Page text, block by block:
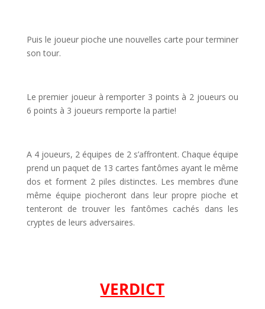
Puis le joueur pioche une nouvelles carte pour terminer
son tour.
Le premier joueur à remporter 3 points à 2 joueurs ou
6 points à 3 joueurs remporte la partie!
A 4 joueurs, 2 équipes de 2 s’affrontent. Chaque équipe
prend un paquet de 13 cartes fantômes ayant le même
dos et forment 2 piles distinctes. Les membres d’une
même équipe piocheront dans leur propre pioche et
tenteront de trouver les fantômes cachés dans les
cryptes de leurs adversaires.
VERDICT